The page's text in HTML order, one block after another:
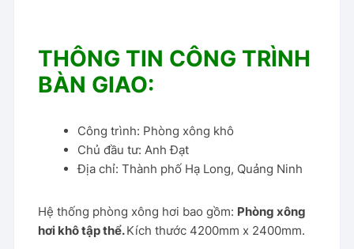
THÔNG TIN CÔNG TRÌNH
BÀN GIAO:
Công trình: Phòng xông khô
Chủ đầu tư: Anh Đạt
Địa chỉ: Thành phố Hạ Long, Quảng Ninh
Hệ thống phòng xông hơi bao gồm: Phòng xông
hơi khô tập thể.Kích thước 4200mm x 2400mm.